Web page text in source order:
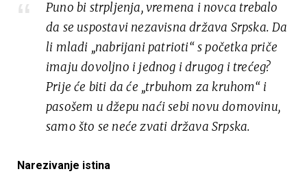
Puno bi strpljenja, vremena i novca trebalo
da se uspostavi nezavisna država Srpska. Da
li mladi „nabrijani patrioti“ s početka priče
imaju dovoljno i jednog i drugog i trećeg?
Prije će biti da će „trbuhom za kruhom“ i
pasošem u džepu naći sebi novu domovinu,
samo što se neće zvati država Srpska.
Narezivanje istina